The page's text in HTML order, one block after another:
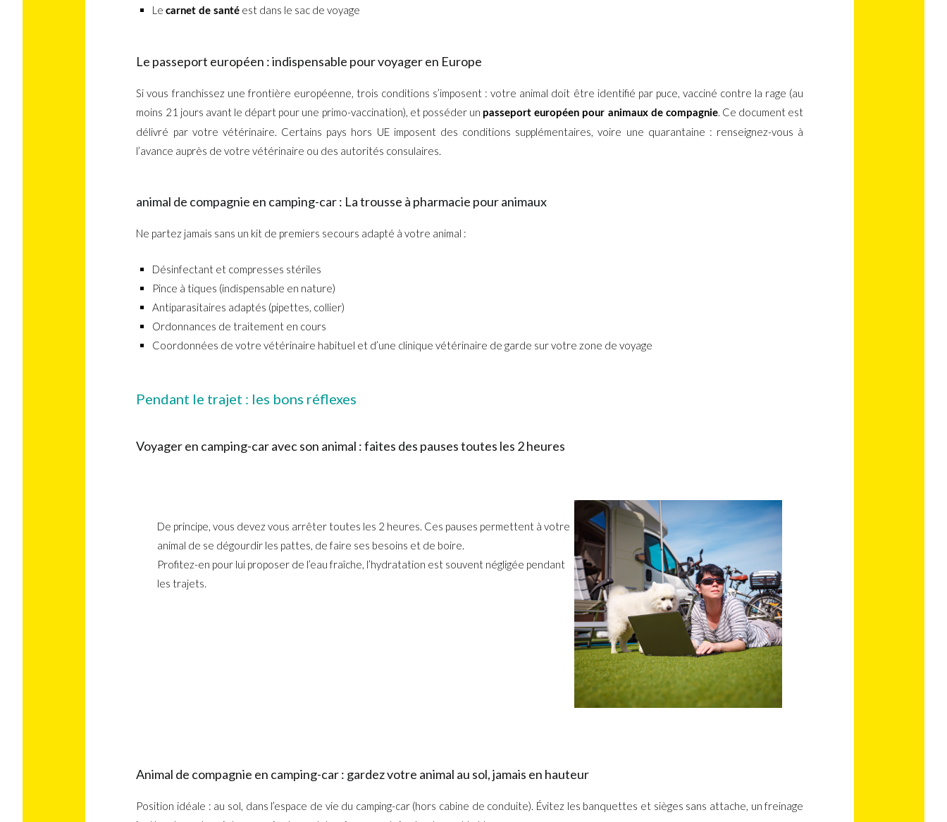
Lecarnet de santé est dans le sac de voyage
Le passeport européen : indispensable pour voyager en Europe
Si vous franchissez une frontière européenne, trois conditions s’imposent : votre animal doit être identifié par puce, vacciné contre la rage (au
moins 21 jours avant le départ pour une primo-vaccination), et posséder un passeport européen pour animaux de compagnie. Ce document est
délivré par votre vétérinaire. Certains pays hors UE imposent des conditions supplémentaires, voire une quarantaine : renseignez-vous à
l’avance auprès de votre vétérinaire ou des autorités consulaires.
animal de compagnie en camping-car : La trousse à pharmacie pour animaux
Ne partez jamais sans un kit de premiers secours adapté à votre animal :
Désinfectant et compresses stériles
Pince à tiques (indispensable en nature)
Antiparasitaires adaptés (pipettes, collier)
Ordonnances de traitement en cours
Coordonnées de votre vétérinaire habituel et d’une clinique vétérinaire de garde sur votre zone de voyage
Pendant le trajet : les bons réflexes
Voyager en camping-car avec son animal : faites des pauses toutes les 2 heures
De principe, vous devez vous arrêter toutes les 2 heures. Ces pauses permettent à votre
animal de se dégourdir les pattes, de faire ses besoins et de boire.
Profitez-en pour lui proposer de l’eau fraîche, l’hydratation est souvent négligée pendant
les trajets.
Animal de compagnie en camping-car : gardez votre animal au sol, jamais en hauteur
Position idéale : au sol, dans l’espace de vie du camping-car (hors cabine de conduite). Évitez les banquettes et sièges sans attache, un freinage